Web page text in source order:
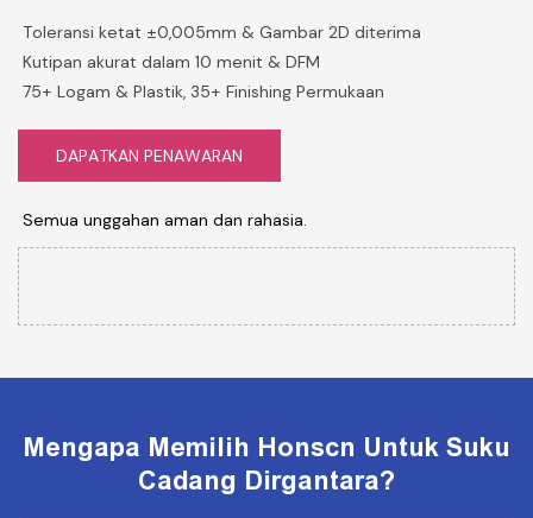
Toleransi ketat ±0,005mm & Gambar 2D diterima
Kutipan akurat dalam 10 menit & DFM
75+ Logam & Plastik, 35+ Finishing Permukaan
DAPATKAN PENAWARAN
Semua unggahan aman dan rahasia.
Mengapa Memilih Honscn Untuk Suku
Cadang Dirgantara?